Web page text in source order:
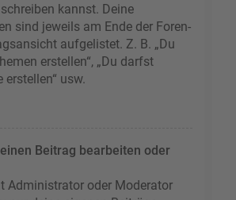
kannst. Deine
sind jeweils am Ende der Foren-
aufgelistet. Z. B. „Du
erstellen“, „Du darfst
usw.
Beitrag bearbeiten oder
Administrator oder Moderator